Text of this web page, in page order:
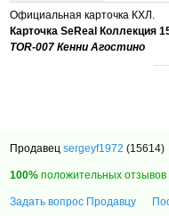
Официальная карточка КХЛ.
Карточка SeReal Коллекция
TOR-007 Кенни Агостино
Продавецsergeyf1972 (15614)
100% положительных отзывов
Задать вопрос Продавцу